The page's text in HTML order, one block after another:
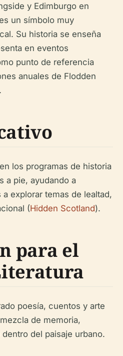
y Edimburgo en
un símbolo muy
Su historia se enseña
en eventos
punto de referencia
anuales de Flodden
los programas de historia
a pie, ayudando a
explorar temas de lealtad,
(Hidden Scotland).
para el
poesía, cuentos y arte
de memoria,
del paisaje urbano.